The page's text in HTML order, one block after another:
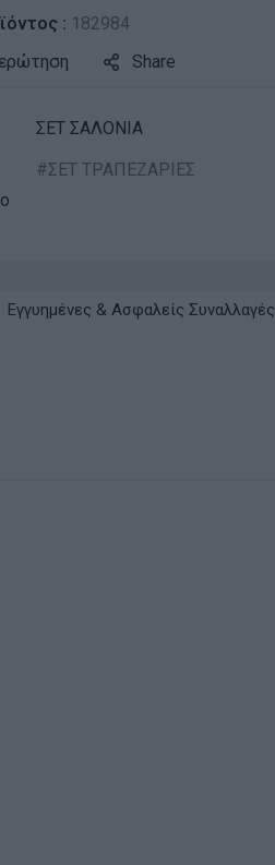
: 182984
Share
ΣΕΤ ΣΑΛΟΝΙΑ
ΣΕΤ ΤΡΑΠΕΖΑΡΙΕΣ
Εγγυημένες & Ασφαλείς Συναλλαγές